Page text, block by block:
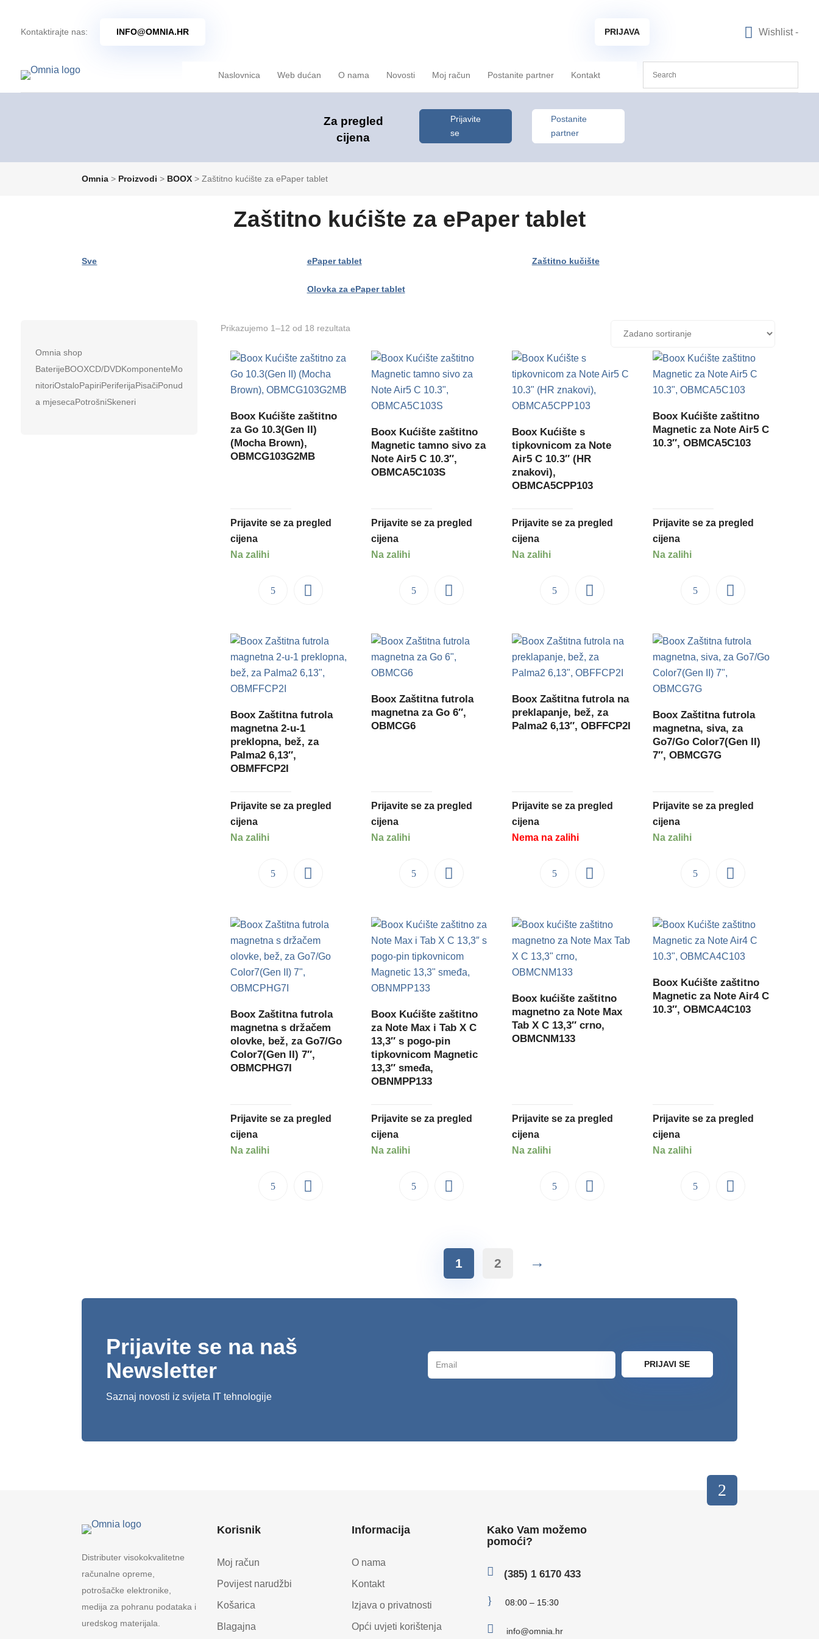
Kontaktirajte nas: INFO@OMNIA.HR PRIJAVA Wishlist -
Naslovnica Web dućan O nama Novosti Moj račun Postanite partner Kontakt
Za pregled
cijena
Prijavite
se
Postanite
partner
Omnia > Proizvodi > BOOX >Zaštitno kućište za ePaper tablet
Zaštitno kućište za ePaper tablet
Sve ePaper tablet Zaštitno kučište
Olovka za ePaper tablet
Prikazujemo 1–12 od 18 rezultata
Boox Kućište zaštitno
za Go 10.3(Gen II)
(Mocha Brown),
OBMCG103G2MB
Prijavite se za pregled
cijena
Na zalihi
Boox Kućište zaštitno
Magnetic tamno sivo za
Note Air5 C 10.3″,
OBMCA5C103S
Prijavite se za pregled
cijena
Na zalihi
Boox Kućište s
tipkovnicom za Note
Air5 C 10.3″ (HR
znakovi),
OBMCA5CPP103
Prijavite se za pregled
cijena
Na zalihi
Boox Kućište zaštitno
Magnetic za Note Air5 C
10.3″, OBMCA5C103
Prijavite se za pregled
cijena
Na zalihi
Boox Zaštitna futrola
magnetna 2-u-1
preklopna, bež, za
Palma2 6,13″,
OBMFFCP2I
Prijavite se za pregled
cijena
Na zalihi
Boox Zaštitna futrola
magnetna za Go 6″,
OBMCG6
Prijavite se za pregled
cijena
Na zalihi
Boox Zaštitna futrola na
preklapanje, bež, za
Palma2 6,13″, OBFFCP2I
Prijavite se za pregled
cijena
Nema na zalihi
Boox Zaštitna futrola
magnetna, siva, za
Go7/Go Color7(Gen II)
7″, OBMCG7G
Prijavite se za pregled
cijena
Na zalihi
Boox Zaštitna futrola
magnetna s držačem
olovke, bež, za Go7/Go
Color7(Gen II) 7″,
OBMCPHG7I
Prijavite se za pregled
cijena
Na zalihi
Boox Kućište zaštitno
za Note Max i Tab X C
13,3″ s pogo-pin
tipkovnicom Magnetic
13,3″ smeđa,
OBNMPP133
Prijavite se za pregled
cijena
Na zalihi
Boox kućište zaštitno
magnetno za Note Max
Tab X C 13,3″ crno,
OBMCNM133
Prijavite se za pregled
cijena
Na zalihi
Boox Kućište zaštitno
Magnetic za Note Air4 C
10.3″, OBMCA4C103
Prijavite se za pregled
cijena
Na zalihi
1 2 →
Omnia shop
BaterijeBOOXCD/DVDKomponenteMo
nitoriOstaloPapiriPeriferijaPisačiPonud
a mjesecaPotrošniSkeneri
Prijavite se na naš
Newsletter
Saznaj novosti iz svijeta IT tehnologije
PRIJAVI SE
Distributer visokokvalitetne
računalne opreme,
potrošačke elektronike,
medija za pohranu podataka i
uredskog materijala.
Korisnik
Moj račun
Povijest narudžbi
Košarica
Blagajna
Informacija
O nama
Kontakt
Izjava o privatnosti
Opći uvjeti korištenja
Kako Vam možemo
pomoći?
 (385) 1 6170 433
} 08:00 – 15:30
 info@omnia.hr